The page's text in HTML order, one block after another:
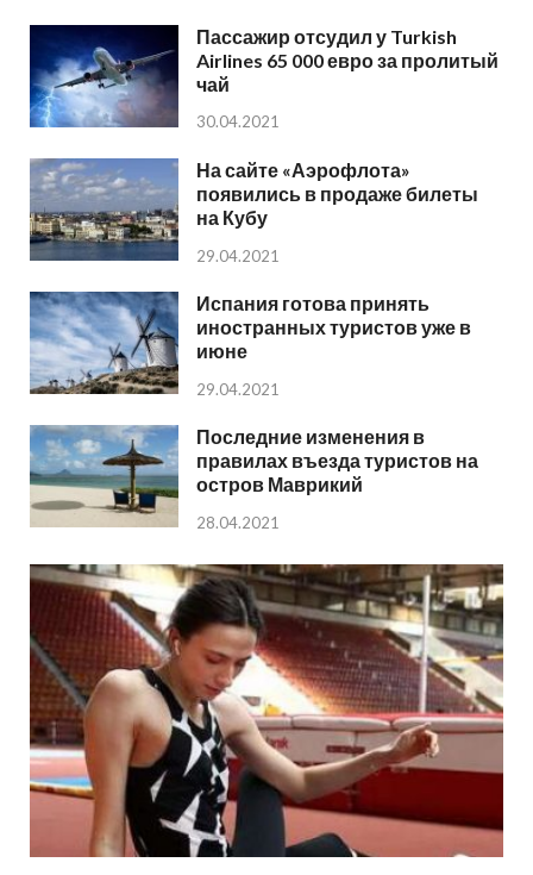
Пассажир отсудил у Turkish
Airlines 65 000 евро за пролитый
чай
30.04.2021
На сайте «Аэрофлота»
появились в продаже билеты
на Кубу
29.04.2021
Испания готова принять
иностранных туристов уже в
июне
29.04.2021
Последние изменения в
правилах въезда туристов на
остров Маврикий
28.04.2021